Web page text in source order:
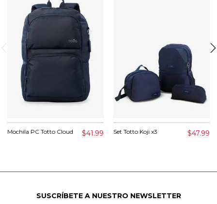
Mochila PC Totto Cloud $41.99 Set Totto Koji x3 $47.99
SUSCRÍBETE A NUESTRO NEWSLETTER